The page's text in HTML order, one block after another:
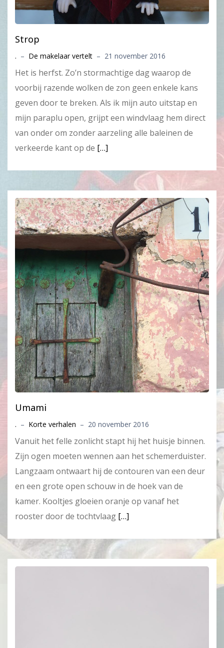
Strop
. – De makelaar vertelt – 21 november 2016
Het is herfst. Zo’n stormachtige dag waarop de
voorbij razende wolken de zon geen enkele kans
geven door te breken. Als ik mijn auto uitstap en
mijn paraplu open, grijpt een windvlaag hem direct
van onder om zonder aarzeling alle baleinen de
verkeerde kant op de […]
Umami
. – Korte verhalen – 20 november 2016
Vanuit het felle zonlicht stapt hij het huisje binnen.
Zijn ogen moeten wennen aan het schemerduister.
Langzaam ontwaart hij de contouren van een deur
en een grote open schouw in de hoek van de
kamer. Kooltjes gloeien oranje op vanaf het
rooster door de tochtvlaag […]